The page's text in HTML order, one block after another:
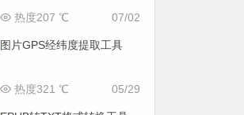
面
07/02
热度207 ℃
图片GPS经纬度提取工具
05/29
热度321 ℃